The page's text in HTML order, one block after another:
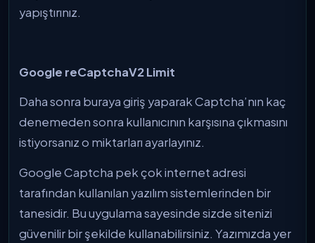
yapıştırınız.
Google reCaptchaV2 Limit
Daha sonra buraya giriş yaparak Captcha’nın kaç
denemeden sonra kullanıcının karşısına çıkmasını
istiyorsanız o miktarları ayarlayınız.
Google Captcha pek çok internet adresi
tarafından kullanılan yazılım sistemlerinden bir
tanesidir. Bu uygulama sayesinde sizde sitenizi
güvenilir bir şekilde kullanabilirsiniz. Yazımızda yer